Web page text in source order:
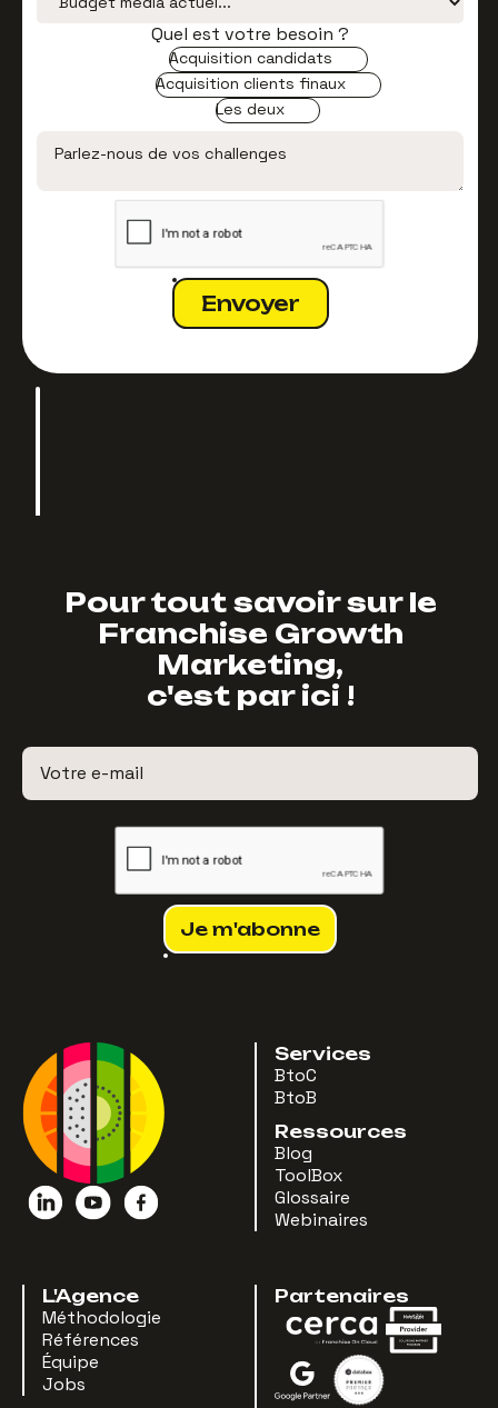
Quel est votre besoin ?
Acquisition candidats
Acquisition clients finaux
Les deux
Pour tout savoir sur le
Franchise Growth
Marketing,
c'est par ici !
Services
BtoC
BtoB
Ressources
Blog
ToolBox
Glossaire
Webinaires
L'Agence
Méthodologie
Références
Équipe
Jobs
Partenaires